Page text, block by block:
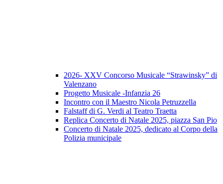
2026- XXV Concorso Musicale “Strawinsky” di
Valenzano
Progetto Musicale -Infanzia 26
Incontro con il Maestro Nicola Petruzzella
Falstaff di G. Verdi al Teatro Traetta
Replica Concerto di Natale 2025, piazza San Pio
Concerto di Natale 2025, dedicato al Corpo della
Polizia municipale